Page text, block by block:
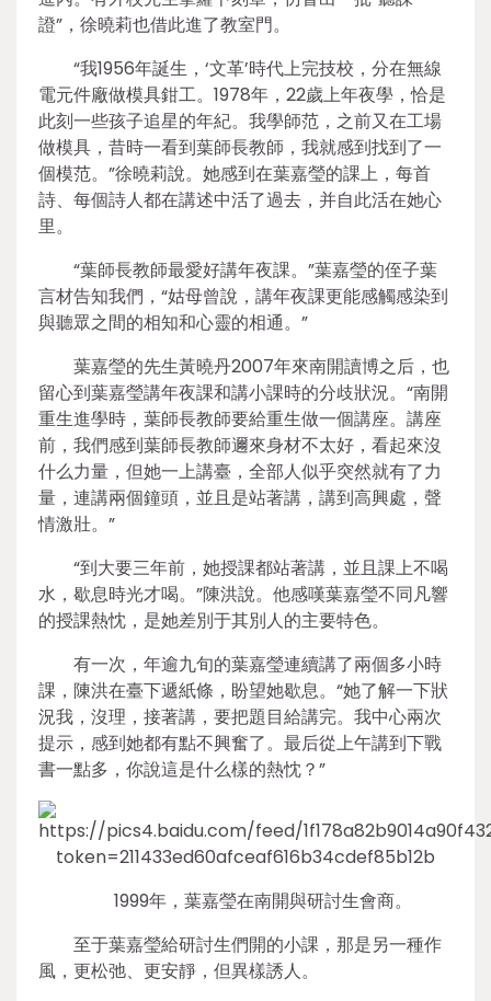
證”，徐曉莉也借此進了教室門。
“我1956年誕生，‘文革’時代上完技校，分在無線
電元件廠做模具鉗工。1978年，22歲上年夜學，恰是
此刻一些孩子追星的年紀。我學師范，之前又在工場
做模具，昔時一看到葉師長教師，我就感到找到了一
個模范。”徐曉莉說。她感到在葉嘉瑩的課上，每首
詩、每個詩人都在講述中活了過去，并自此活在她心
里。
“葉師長教師最愛好講年夜課。”葉嘉瑩的侄子葉
言材告知我們，“姑母曾說，講年夜課更能感觸感染到
與聽眾之間的相知和心靈的相通。”
葉嘉瑩的先生黃曉丹2007年來南開讀博之后，也
留心到葉嘉瑩講年夜課和講小課時的分歧狀況。“南開
重生進學時，葉師長教師要給重生做一個講座。講座
前，我們感到葉師長教師邇來身材不太好，看起來沒
什么力量，但她一上講臺，全部人似乎突然就有了力
量，連講兩個鐘頭，並且是站著講，講到高興處，聲
情激壯。”
“到大要三年前，她授課都站著講，並且課上不喝
水，歇息時光才喝。”陳洪說。他感嘆葉嘉瑩不同凡響
的授課熱忱，是她差別于其別人的主要特色。
有一次，年逾九旬的葉嘉瑩連續講了兩個多小時
課，陳洪在臺下遞紙條，盼望她歇息。“她了解一下狀
況我，沒理，接著講，要把題目給講完。我中心兩次
提示，感到她都有點不興奮了。最后從上午講到下戰
書一點多，你說這是什么樣的熱忱？”
1999年，葉嘉瑩在南開與研討生會商。
至于葉嘉瑩給研討生們開的小課，那是另一種作
風，更松弛、更安靜，但異樣誘人。